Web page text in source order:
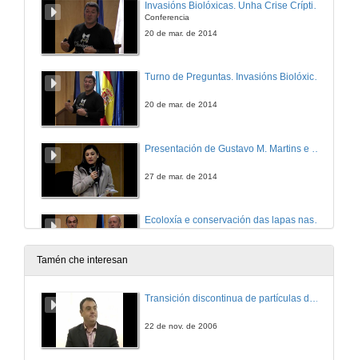
Conferencia
20 de mar. de 2014
Turno de Preguntas. Invasións Biolóxicas ¿Unha Crise Críptica?
20 de mar. de 2014
27 de mar. de 2014
Ecoloxía e conservación das lapas nas Azores
27 de mar. de 2014
Tamén che interesan
Transición discontinua de partículas de microgel termosensible
22 de nov. de 2006